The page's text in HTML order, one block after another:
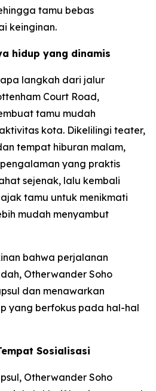
tamu bebas
keinginan.
hidup yang dinamis
langkah dari jalur
Court Road,
tamu mudah
kota. Dikelilingi teater,
tempat hiburan malam,
yang praktis
sejenak, lalu kembali
tamu untuk menikmati
mudah menyambut
bahwa perjalanan
Otherwander Soho
dan menawarkan
yang berfokus pada hal-hal
Sosialisasi
Otherwander Soho